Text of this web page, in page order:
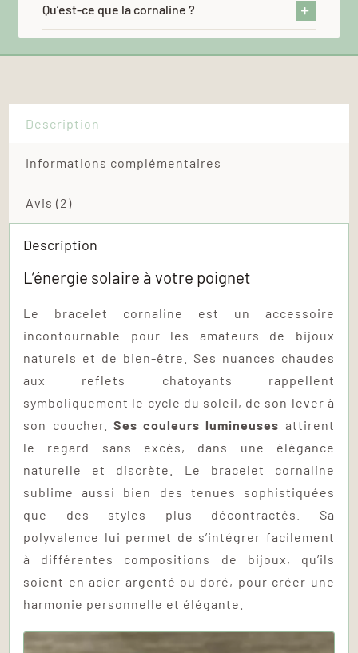
Qu’est-ce que la cornaline ?
Description
Informations complémentaires
Avis (2)
Description
L’énergie solaire à votre poignet
Le bracelet cornaline est un accessoire
incontournable pour les amateurs de bijoux
naturels et de bien-être. Ses nuances chaudes
aux reflets chatoyants rappellent
symboliquement le cycle du soleil, de son lever à
son coucher. Ses couleurs lumineuses attirent
le regard sans excès, dans une élégance
naturelle et discrète. Le bracelet cornaline
sublime aussi bien des tenues sophistiquées
que des styles plus décontractés. Sa
polyvalence lui permet de s’intégrer facilement
à différentes compositions de bijoux, qu’ils
soient en acier argenté ou doré, pour créer une
harmonie personnelle et élégante.